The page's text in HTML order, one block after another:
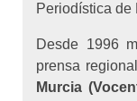
Periodística de
Desde 1996
prensa
Murcia